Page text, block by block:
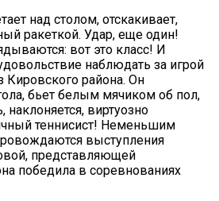
над столом, отскакивает,
ракеткой. Удар, еще один!
вот это класс! И
наблюдать за игрой
Кировского района. Он
бьет белым мячиком об пол,
наклоняется, виртуозно
теннисист! Неменьшим
выступления
представляющей
победила в соревнованиях